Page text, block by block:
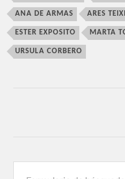
ANA DE ARMAS ARES
ESTER EXPOSITO MARTA
URSULA CORBERO